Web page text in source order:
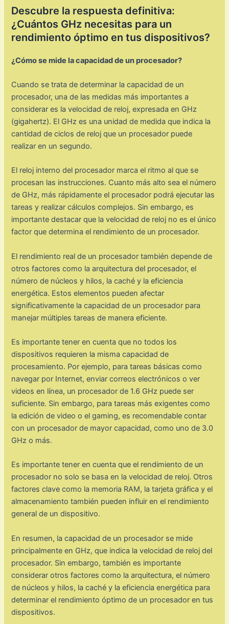
Descubre la respuesta definitiva:
¿Cuántos GHz necesitas para un
rendimiento óptimo en tus dispositivos?
¿Cómo se mide la capacidad de un procesador?
Cuando se trata de determinar la capacidad de un
procesador, una de las medidas más importantes a
considerar es la velocidad de reloj, expresada en GHz
(gigahertz). El GHz es una unidad de medida que indica la
cantidad de ciclos de reloj que un procesador puede
realizar en un segundo.
El reloj interno del procesador marca el ritmo al que se
procesan las instrucciones. Cuanto más alto sea el número
de GHz, más rápidamente el procesador podrá ejecutar las
tareas y realizar cálculos complejos. Sin embargo, es
importante destacar que la velocidad de reloj no es el único
factor que determina el rendimiento de un procesador.
El rendimiento real de un procesador también depende de
otros factores como la arquitectura del procesador, el
número de núcleos y hilos, la caché y la eficiencia
energética. Estos elementos pueden afectar
significativamente la capacidad de un procesador para
manejar múltiples tareas de manera eficiente.
Es importante tener en cuenta que no todos los
dispositivos requieren la misma capacidad de
procesamiento. Por ejemplo, para tareas básicas como
navegar por Internet, enviar correos electrónicos o ver
videos en línea, un procesador de 1.6 GHz puede ser
suficiente. Sin embargo, para tareas más exigentes como
la edición de video o el gaming, es recomendable contar
con un procesador de mayor capacidad, como uno de 3.0
GHz o más.
Es importante tener en cuenta que el rendimiento de un
procesador no solo se basa en la velocidad de reloj. Otros
factores clave como la memoria RAM, la tarjeta gráfica y el
almacenamiento también pueden influir en el rendimiento
general de un dispositivo.
En resumen, la capacidad de un procesador se mide
principalmente en GHz, que indica la velocidad de reloj del
procesador. Sin embargo, también es importante
considerar otros factores como la arquitectura, el número
de núcleos y hilos, la caché y la eficiencia energética para
determinar el rendimiento óptimo de un procesador en tus
dispositivos.